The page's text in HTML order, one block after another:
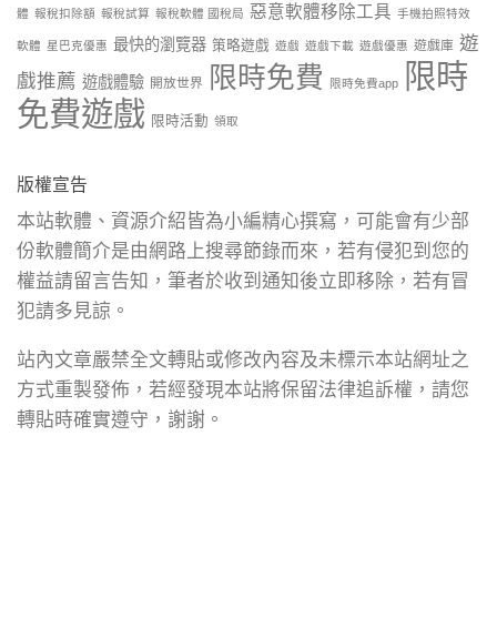
體 報稅扣除額 報稅試算 報稅軟體 國稅局 惡意軟體移除工具 手機拍照特效
軟體 星巴克優惠 最快的瀏覽器 策略遊戲 遊戲 遊戲下載 遊戲優惠 遊戲庫 遊
戲推薦 遊戲體驗 開放世界 限時免費 限時免費app
限時
免費遊戲 限時活動 領取
版權宣告
本站軟體、資源介紹皆為小編精心撰寫，可能會有少部
份軟體簡介是由網路上搜尋節錄而來，若有侵犯到您的
權益請留言告知，筆者於收到通知後立即移除，若有冒
犯請多見諒。
站內文章嚴禁全文轉貼或修改內容及未標示本站網址之
方式重製發佈，若經發現本站將保留法律追訴權，請您
轉貼時確實遵守，謝謝。